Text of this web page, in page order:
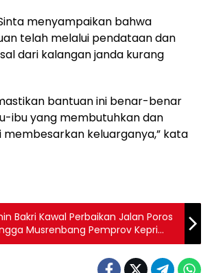
menyampaikan bahwa
telah melalui pendataan dan
dari kalangan janda kurang
bantuan ini benar-benar
ibu yang membutuhkan dan
membesarkan keluarganya,” kata
Bakri Kawal Perbaikan Jalan Poros
Musrenbang Pemprov Kepri